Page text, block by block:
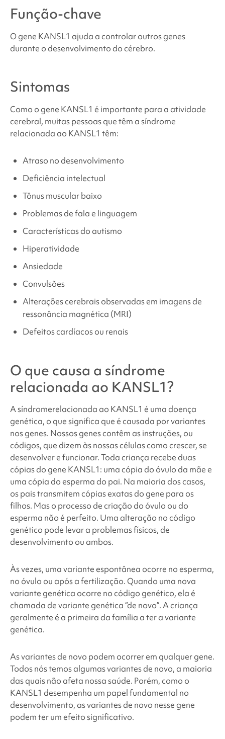
Função-chave
O gene KANSL1 ajuda a controlar outros genes
durante o desenvolvimento do cérebro.
Sintomas
Como o gene KANSL1 é importante para a atividade
cerebral, muitas pessoas que têm a síndrome
relacionada ao KANSL1 têm:
Atraso no desenvolvimento
Deficiência intelectual
Tônus muscular baixo
Problemas de fala e linguagem
Características do autismo
Hiperatividade
Ansiedade
Convulsões
Alterações cerebrais observadas em imagens de
ressonância magnética (MRI)
Defeitos cardíacos ou renais
O que causa a síndrome
relacionada ao KANSL1?
A síndromerelacionada ao KANSL1 é uma doença
genética, o que significa que é causada por variantes
nos genes. Nossos genes contêm as instruções, ou
códigos, que dizem às nossas células como crescer, se
desenvolver e funcionar. Toda criança recebe duas
cópias do gene KANSL1: uma cópia do óvulo da mãe e
uma cópia do esperma do pai. Na maioria dos casos,
os pais transmitem cópias exatas do gene para os
filhos. Mas o processo de criação do óvulo ou do
esperma não é perfeito. Uma alteração no código
genético pode levar a problemas físicos, de
desenvolvimento ou ambos.
Às vezes, uma variante espontânea ocorre no esperma,
no óvulo ou após a fertilização. Quando uma nova
variante genética ocorre no código genético, ela é
chamada de variante genética “de novo”. A criança
geralmente é a primeira da família a ter a variante
genética.
As variantes de novo podem ocorrer em qualquer gene.
Todos nós temos algumas variantes de novo, a maioria
das quais não afeta nossa saúde. Porém, como o
KANSL1 desempenha um papel fundamental no
desenvolvimento, as variantes de novo nesse gene
podem ter um efeito significativo.